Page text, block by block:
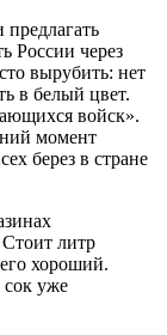
России через
вырубить: нет
в белый цвет.
войск».
момент
берез в стране
Стоит литр
хороший.
уже